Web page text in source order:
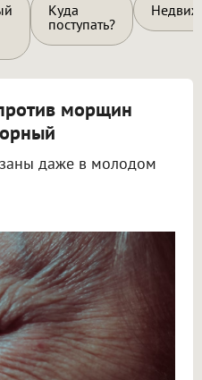
Куда
поступать?
морщин
даже в молодом